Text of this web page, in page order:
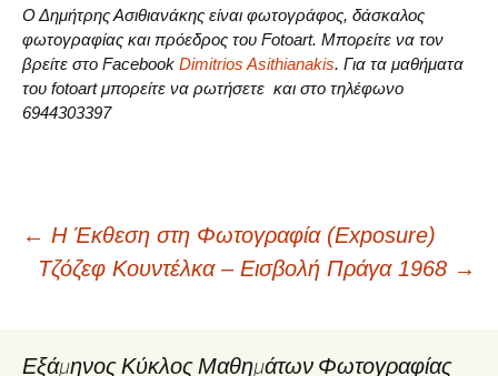
Ο Δημήτρης Ασιθιανάκης είναι φωτογράφος, δάσκαλος
φωτογραφίας και πρόεδρος του Fotoart. Μπορείτε να τον
βρείτε στο Facebook Dimitrios Asithianakis. Για τα μαθήματα
του fotoart μπορείτε να ρωτήσετε και στο τηλέφωνο
6944303397
Post
← H Έκθεση στη Φωτογραφία (Exposure)
Τζόζεφ Κουντέλκα – Εισβολή Πράγα 1968 →
Εξάμηνος Κύκλος Μαθημάτων Φωτογραφίας